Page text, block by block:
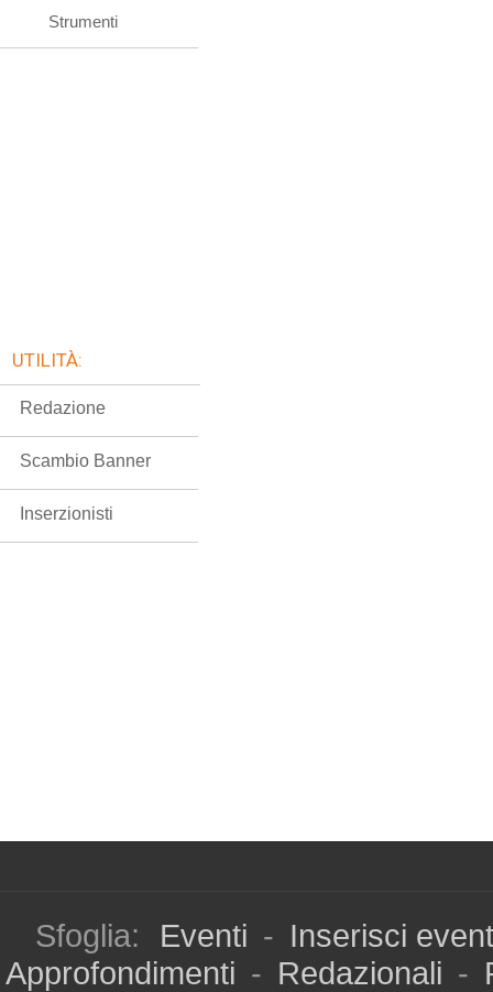
Strumenti
UTILITÀ:
Redazione
Scambio Banner
Inserzionisti
Sfoglia: Eventi - Inserisci
Approfondimenti - Redazionali -